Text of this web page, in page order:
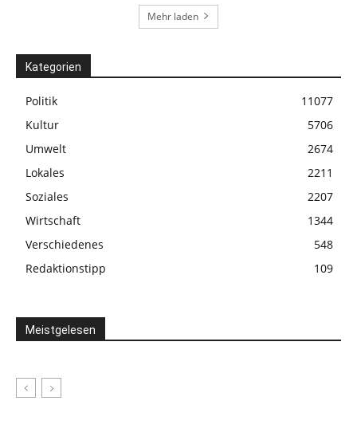
Mehr laden
Kategorien
Politik
11077
Kultur
5706
Umwelt
2674
Lokales
2211
Soziales
2207
Wirtschaft
1344
Verschiedenes
548
Redaktionstipp
109
Meistgelesen